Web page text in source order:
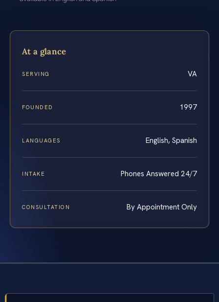
At a glance
SERVING VA
FOUNDED 1997
LANGUAGES English, Spanish
INTAKE Phones Answered 24/7
CONSULTATION By Appointment Only